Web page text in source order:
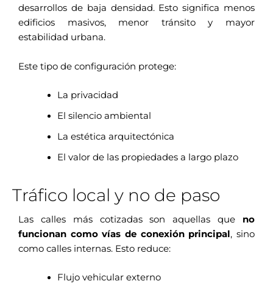
desarrollos de baja densidad. Esto significa menos
edificios masivos, menor tránsito y mayor
estabilidad urbana.
Este tipo de configuración protege:
La privacidad
El silencio ambiental
La estética arquitectónica
El valor de las propiedades a largo plazo
Tráfico local y no de paso
Las calles más cotizadas son aquellas que no
funcionan como vías de conexión principal, sino
como calles internas. Esto reduce:
Flujo vehicular externo